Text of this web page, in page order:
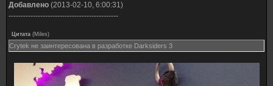
Добавлено (2013-02-10, 6:00:31)
---------------------------------------------
Цитата (Miles)
Crytek не заинтересована в разработке Darksiders 3